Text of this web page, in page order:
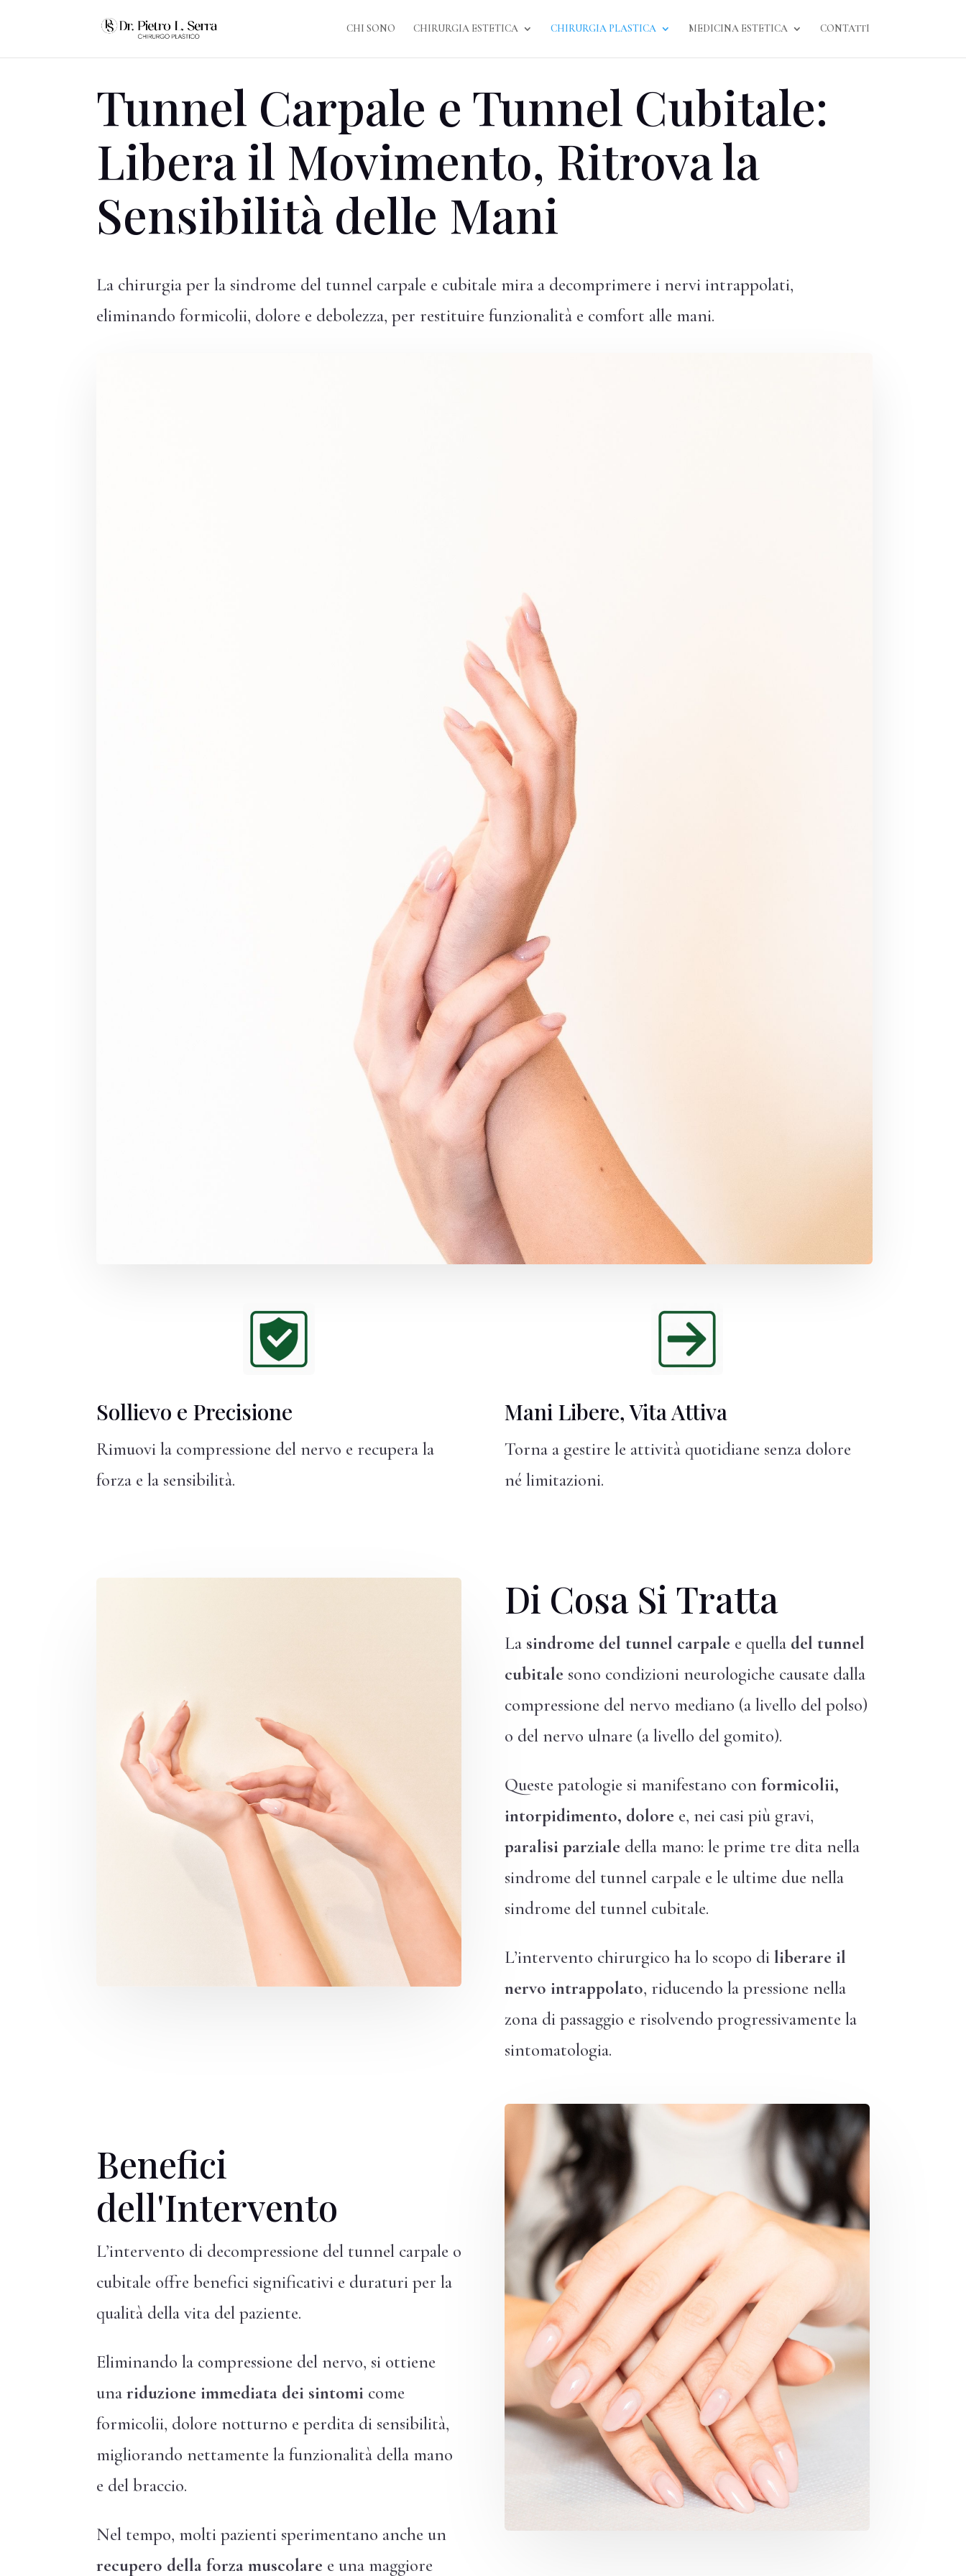
CHI SONO CHIRURGIA ESTETICA CHIRURGIA PLASTICA MEDICINA ESTETICA CONTATTI
Tunnel Carpale e Tunnel Cubitale:
Libera il Movimento, Ritrova la
Sensibilità delle Mani
La chirurgia per la sindrome del tunnel carpale e cubitale mira a decomprimere i nervi intrappolati,
eliminando formicolii, dolore e debolezza, per restituire funzionalità e comfort alle mani.
Sollievo e Precisione
Rimuovi la compressione del nervo e recupera la
forza e la sensibilità.
Mani Libere, Vita Attiva
Torna a gestire le attività quotidiane senza dolore
né limitazioni.
Di Cosa Si Tratta
La sindrome del tunnel carpale e quella del tunnel
cubitale sono condizioni neurologiche causate dalla
compressione del nervo mediano (a livello del polso)
o del nervo ulnare (a livello del gomito).
Queste patologie si manifestano con formicolii,
intorpidimento, dolore e, nei casi più gravi,
paralisi parziale della mano: le prime tre dita nella
sindrome del tunnel carpale e le ultime due nella
sindrome del tunnel cubitale.
L’intervento chirurgico ha lo scopo di liberare il
nervo intrappolato, riducendo la pressione nella
zona di passaggio e risolvendo progressivamente la
sintomatologia.
Benefici
dell'Intervento
L’intervento di decompressione del tunnel carpale o
cubitale offre benefici significativi e duraturi per la
qualità della vita del paziente.
Eliminando la compressione del nervo, si ottiene
unariduzione immediata dei sintomi come
formicolii, dolore notturno e perdita di sensibilità,
migliorando nettamente la funzionalità della mano
e del braccio.
Nel tempo, molti pazienti sperimentano anche un
recupero della forza muscolare e una maggiore